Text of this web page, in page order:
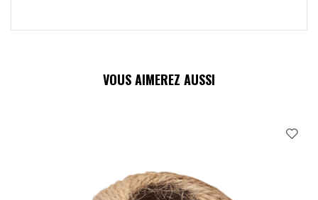
VOUS AIMEREZ AUSSI